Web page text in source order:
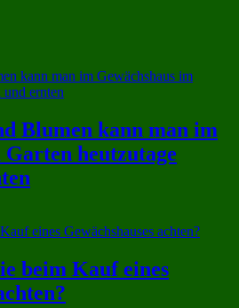
Blumen kann man im
Garten heutzutage
beim Kauf eines